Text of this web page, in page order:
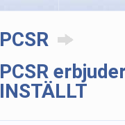
PCSR
PCSR
INSTÄLLT